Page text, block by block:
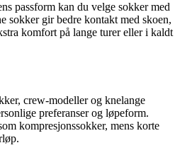
passform kan du velge sokker med
sokker gir bedre kontakt med skoen,
komfort på lange turer eller i kaldt
crew-modeller og knelange
preferanser og løpeform.
kompresjonssokker, mens korte